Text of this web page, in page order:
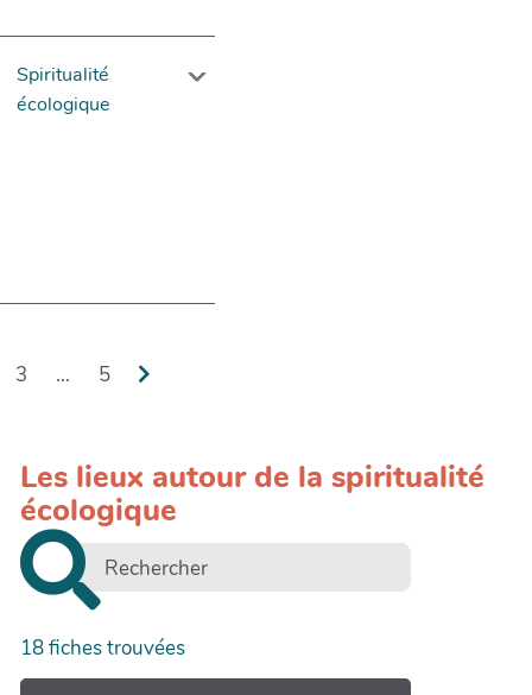
Spiritualité
écologique
3 ... 5
Les lieux autour de la spiritualité
écologique
18fiches trouvées